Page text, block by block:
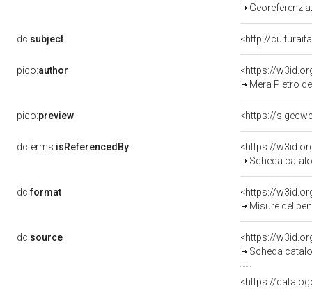
dc:subject <http://
pico:author
<https://
Mera Pietro
pico:preview
dcterms:isReferencedBy
<https://
Scheda
dc:format
<https://
Misure del
dc:source
<https://
Scheda
<https://